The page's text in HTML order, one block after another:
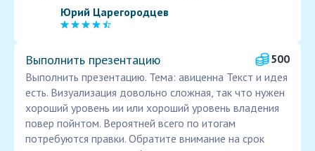
Юрий Царегородцев
Выполнить презентацию
500
Выполнить презентацию. Тема: авиценна Текст и идея
есть. Визуализация довольно сложная, так что нужен
хороший уровень ии или хороший уровень владения
повер пойнтом. Вероятней всего по итогам
потребуются правки. Обратите внимание на срок